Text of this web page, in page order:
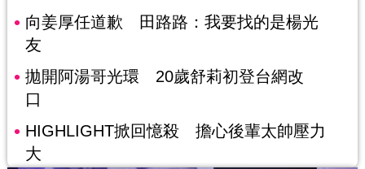
向姜厚任道歉 田路路：我要找的是楊光
友
拋開阿湯哥光環 20歲舒莉初登台網改
口
HIGHLIGHT掀回憶殺 擔心後輩太帥壓力
大